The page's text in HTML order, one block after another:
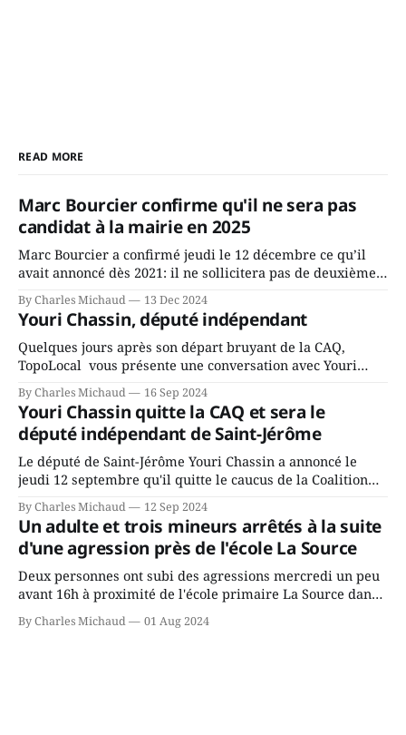
READ MORE
Marc Bourcier confirme qu'il ne sera pas
candidat à la mairie en 2025
Marc Bourcier a confirmé jeudi le 12 décembre ce qu’il
avait annoncé dès 2021: il ne sollicitera pas de deuxième
mandat à titre de maire de Saint-Jérôme. Bourcier en a
fait l’annonce en s’adressant aux employés de la ville,
rassemblés en soirée pour leur traditionnel souper
By Charles Michaud 13 Dec 2024
Youri Chassin, député indépendant
Quelques jours après son départ bruyant de la CAQ,
TopoLocal vous présente une conversation avec Youri
Chassin. Nous avons causé de sa décision. Y songeait-il
depuis longtemps? Sera-t-il candidat indépendant dans 2
ans? Joindrait-il un autre parti, par exemple les
conservateurs d’Éric Duhaime? Que lui
By Charles Michaud 16 Sep 2024
Youri Chassin quitte la CAQ et sera le
député indépendant de Saint-Jérôme
Le député de Saint-Jérôme Youri Chassin a annoncé le
jeudi 12 septembre qu'il quitte le caucus de la Coalition
Avenir Québec de François Legault parce qu'il est déçu du
gouvernement de la CAQ, surtout de son incapacité, qu'il
juge chronique, à offrir des
By Charles Michaud 12 Sep 2024
Un adulte et trois mineurs arrêtés à la suite
d'une agression près de l'école La Source
Deux personnes ont subi des agressions mercredi un peu
avant 16h à proximité de l'école primaire La Source dans
le secteur Bellefeuille de Saint-Jérôme. L'une de deux
victimes aurait été écrasée sous un véhicule et aspergée
By Charles Michaud 01 Aug 2024